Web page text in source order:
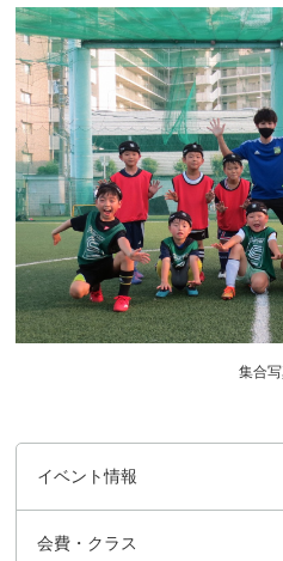
集合
イベント情報
会費・クラス